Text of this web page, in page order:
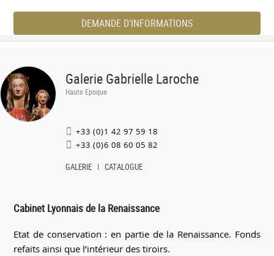
DEMANDE D'INFORMATIONS
Galerie Gabrielle Laroche
Haute Epoque
+33 (0)1 42 97 59 18
+33 (0)6 08 60 05 82
GALERIE CATALOGUE
Cabinet Lyonnais de la Renaissance
Etat de conservation : en partie de la Renaissance. Fonds
refaits ainsi que l’intérieur des tiroirs.